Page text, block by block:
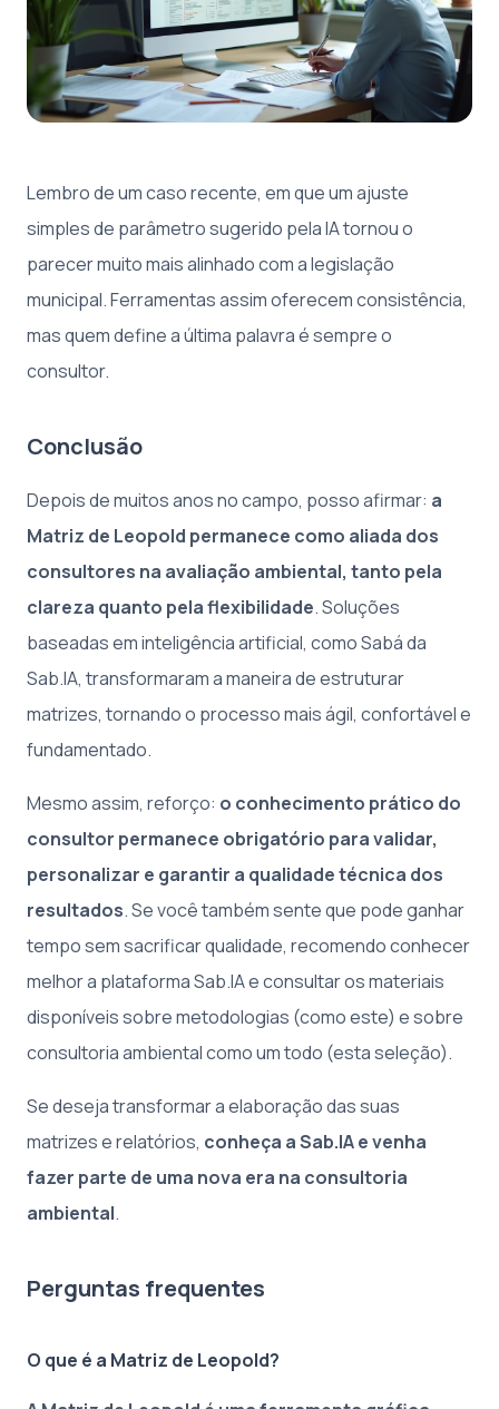
Lembro de um caso recente, em que um ajuste
simples de parâmetro sugerido pela IA tornou o
parecer muito mais alinhado com a legislação
municipal. Ferramentas assim oferecem consistência,
mas quem define a última palavra é sempre o
consultor.
Conclusão
Depois de muitos anos no campo, posso afirmar: a
Matriz de Leopold permanece como aliada dos
consultores na avaliação ambiental, tanto pela
clareza quanto pela flexibilidade. Soluções
baseadas em inteligência artificial, como Sabá da
Sab.IA, transformaram a maneira de estruturar
matrizes, tornando o processo mais ágil, confortável e
fundamentado.
Mesmo assim, reforço: o conhecimento prático do
consultor permanece obrigatório para validar,
personalizar e garantir a qualidade técnica dos
resultados. Se você também sente que pode ganhar
tempo sem sacrificar qualidade, recomendo conhecer
melhor a plataforma Sab.IA e consultar os materiais
disponíveis sobre metodologias (como este) e sobre
consultoria ambiental como um todo (esta seleção).
Se deseja transformar a elaboração das suas
matrizes e relatórios, conheça a Sab.IA e venha
fazer parte de uma nova era na consultoria
ambiental.
Perguntas frequentes
O que é a Matriz de Leopold?